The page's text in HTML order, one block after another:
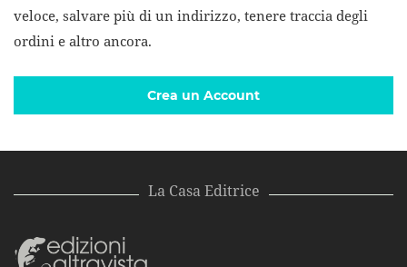
veloce, salvare più di un indirizzo, tenere traccia degli
ordini e altro ancora.
Crea un Account
La Casa Editrice